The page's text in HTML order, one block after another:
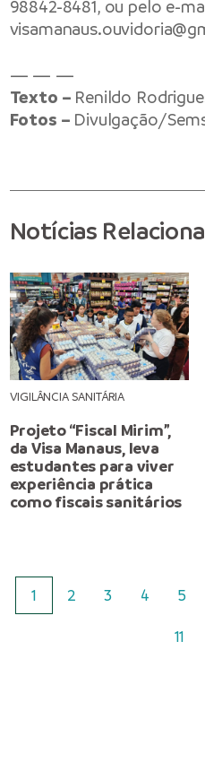
98842-8481, ou pelo e-
— — —
Texto – Renildo
Fotos – Divulgação/
Notícias
VIGILÂNCIA SANITÁRIA
Projeto “Fiscal Mirim”,
da Visa Manaus, leva
estudantes para viver
experiência prática
como fiscais sanitários
1 2 3 4 5
11